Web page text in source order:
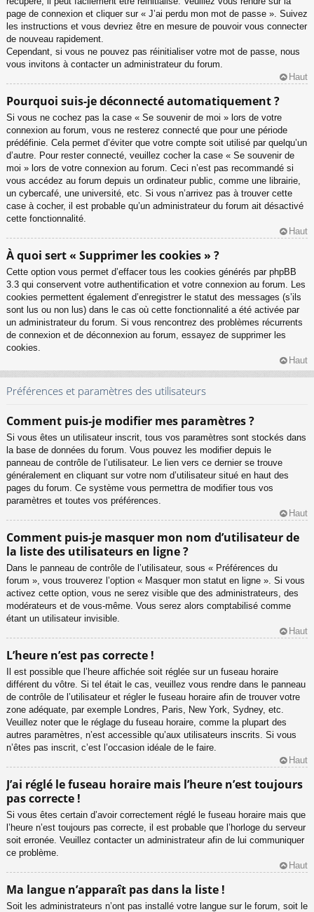
page de connexion et cliquer sur « J’ai perdu mon mot de passe ». Suivez
les instructions et vous devriez être en mesure de pouvoir vous connecter
de nouveau rapidement.
Cependant, si vous ne pouvez pas réinitialiser votre mot de passe, nous
vous invitons à contacter un administrateur du forum.
Haut
Pourquoi suis-je déconnecté automatiquement ?
Si vous ne cochez pas la case « Se souvenir de moi » lors de votre
connexion au forum, vous ne resterez connecté que pour une période
prédéfinie. Cela permet d’éviter que votre compte soit utilisé par quelqu’un
d’autre. Pour rester connecté, veuillez cocher la case « Se souvenir de
moi » lors de votre connexion au forum. Ceci n’est pas recommandé si
vous accédez au forum depuis un ordinateur public, comme une librairie,
un cybercafé, une université, etc. Si vous n’arrivez pas à trouver cette
case à cocher, il est probable qu’un administrateur du forum ait désactivé
cette fonctionnalité.
Haut
À quoi sert « Supprimer les cookies » ?
Cette option vous permet d’effacer tous les cookies générés par phpBB
3.3 qui conservent votre authentification et votre connexion au forum. Les
cookies permettent également d’enregistrer le statut des messages (s’ils
sont lus ou non lus) dans le cas où cette fonctionnalité a été activée par
un administrateur du forum. Si vous rencontrez des problèmes récurrents
de connexion et de déconnexion au forum, essayez de supprimer les
cookies.
Haut
Préférences et paramètres des utilisateurs
Comment puis-je modifier mes paramètres ?
Si vous êtes un utilisateur inscrit, tous vos paramètres sont stockés dans
la base de données du forum. Vous pouvez les modifier depuis le
panneau de contrôle de l’utilisateur. Le lien vers ce dernier se trouve
généralement en cliquant sur votre nom d’utilisateur situé en haut des
pages du forum. Ce système vous permettra de modifier tous vos
paramètres et toutes vos préférences.
Haut
Comment puis-je masquer mon nom d’utilisateur de
la liste des utilisateurs en ligne ?
Dans le panneau de contrôle de l’utilisateur, sous « Préférences du
forum », vous trouverez l’option « Masquer mon statut en ligne ». Si vous
activez cette option, vous ne serez visible que des administrateurs, des
modérateurs et de vous-même. Vous serez alors comptabilisé comme
étant un utilisateur invisible.
Haut
L’heure n’est pas correcte !
Il est possible que l’heure affichée soit réglée sur un fuseau horaire
différent du vôtre. Si tel était le cas, veuillez vous rendre dans le panneau
de contrôle de l’utilisateur et régler le fuseau horaire afin de trouver votre
zone adéquate, par exemple Londres, Paris, New York, Sydney, etc.
Veuillez noter que le réglage du fuseau horaire, comme la plupart des
autres paramètres, n’est accessible qu’aux utilisateurs inscrits. Si vous
n’êtes pas inscrit, c’est l’occasion idéale de le faire.
Haut
J’ai réglé le fuseau horaire mais l’heure n’est toujours
pas correcte !
Si vous êtes certain d’avoir correctement réglé le fuseau horaire mais que
l’heure n’est toujours pas correcte, il est probable que l’horloge du serveur
soit erronée. Veuillez contacter un administrateur afin de lui communiquer
ce problème.
Haut
Ma langue n’apparaît pas dans la liste !
Soit les administrateurs n’ont pas installé votre langue sur le forum, soit le